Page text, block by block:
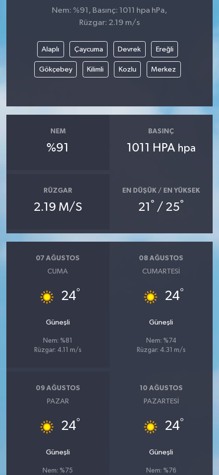
Nem: %91, Basınç: 1011 hpa hPa,
Rüzgar: 2.19 m/s
Alaplı Çaycuma Devrek Ereğli
Gökçebey Kilimli Kozlu Merkez
NEM
%91
BASINÇ
1011 HPA hpa
RÜZGAR
2.19 M/S
EN DÜŞÜK / EN YÜKSEK
21 ° / 25°
07 AĞUSTOS
CUMA
24°
Güneşli
Nem: %81
Rüzgar: 4.11 m/s
08 AĞUSTOS
CUMARTESI
24°
Güneşli
Nem: %74
Rüzgar: 4.31 m/s
09 AĞUSTOS
PAZAR
24°
Güneşli
Nem: %75
10 AĞUSTOS
PAZARTESI
24°
Güneşli
Nem: %76